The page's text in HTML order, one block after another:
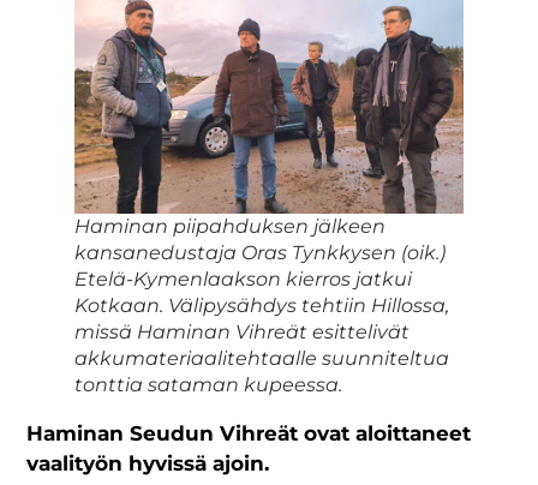
Haminan piipahduksen jälkeen
kansanedustaja Oras Tynkkysen (oik.)
Etelä-Kymenlaakson kierros jatkui
Kotkaan. Välipysähdys tehtiin Hillossa,
missä Haminan Vihreät esittelivät
akkumateriaalitehtaalle suunniteltua
tonttia sataman kupeessa.
Haminan Seudun Vihreät ovat aloittaneet
vaalityön hyvissä ajoin.